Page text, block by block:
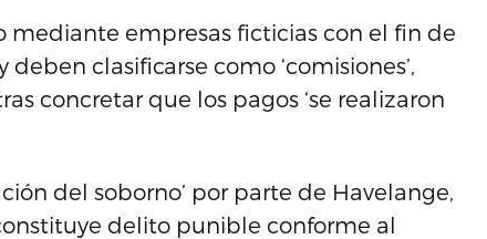
mediante empresas ficticias con el fin de
clasificarse como ‘comisiones’,
concretar que los pagos ‘se realizaron
del soborno’ por parte de Havelange,
delito punible conforme al